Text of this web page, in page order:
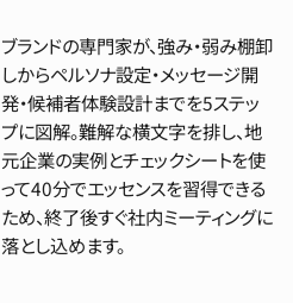
ブランドの専門家が、強み・弱み棚卸
しからペルソナ設定・メッセージ開
発・候補者体験設計までを5ステッ
プに図解。難解な横文字を排し、地
元企業の実例とチェックシートを使
って40分でエッセンスを習得できる
ため、終了後すぐ社内ミーティングに
落とし込めます。